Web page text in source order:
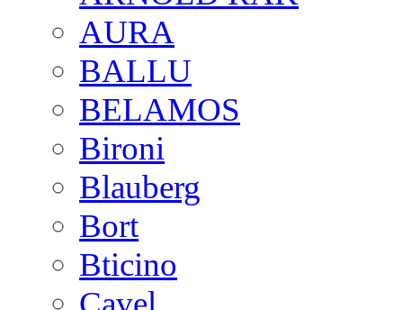
AURA
BALLU
BELAMOS
Bironi
Blauberg
Bort
Bticino